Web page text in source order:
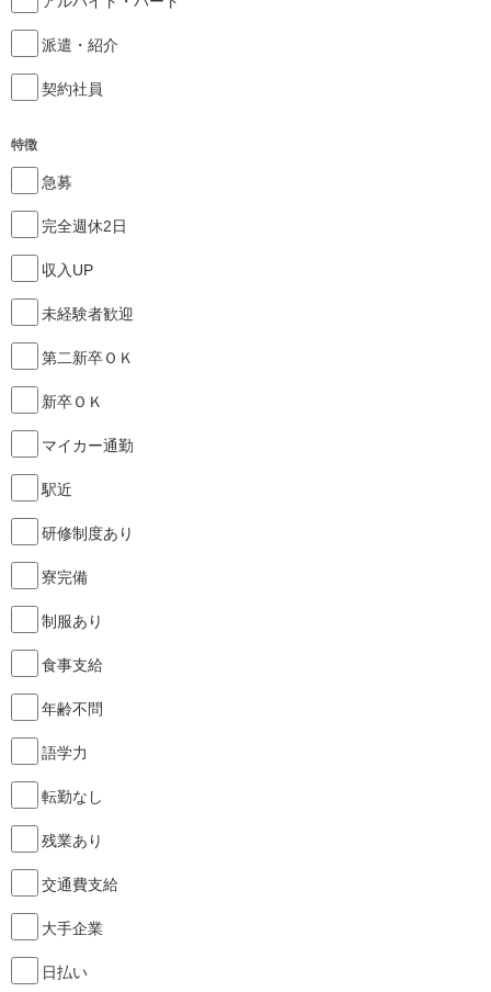
派遣・紹介
契約社員
特徴
急募
完全週休2日
収入UP
未経験者歓迎
第二新卒ＯＫ
新卒ＯＫ
マイカー通勤
駅近
研修制度あり
寮完備
制服あり
食事支給
年齢不問
語学力
転勤なし
残業あり
交通費支給
大手企業
日払い